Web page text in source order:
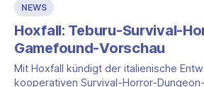
NEWS
Hoxfall: Teburu-Survival-
Gamefound-Vorschau
Mit Hoxfall kündigt der italienische
kooperativen Survival-Horror-